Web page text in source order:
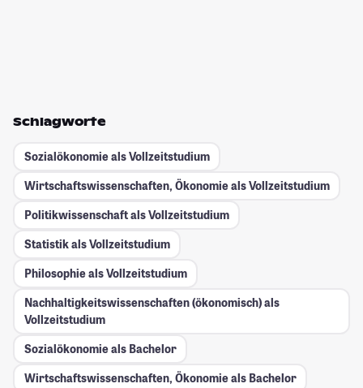
Schlagworte
Sozialökonomie als Vollzeitstudium
Wirtschaftswissenschaften, Ökonomie als Vollzeitstudium
Politikwissenschaft als Vollzeitstudium
Statistik als Vollzeitstudium
Philosophie als Vollzeitstudium
Nachhaltigkeitswissenschaften (ökonomisch) als
Vollzeitstudium
Sozialökonomie als Bachelor
Wirtschaftswissenschaften, Ökonomie als Bachelor